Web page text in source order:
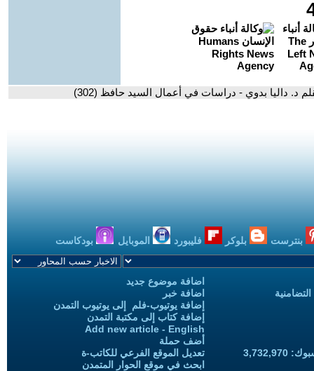
داليا بدوي - دراسات في أعمال السيد حافظ (302)
بنترست بلوكر فليبورد الموبايل بودكاست
اضافة موضوع جديد
اضافة خبر
إضافة يوتيوب-فلم إلى يوتيوب التمدن
إضافة كتاب إلى مكتبة التمدن
Add new article - English
أضف حملة
تعديل الموقع الفرعي للكاتب-ة
ابحث في موقع الحوار المتمدن